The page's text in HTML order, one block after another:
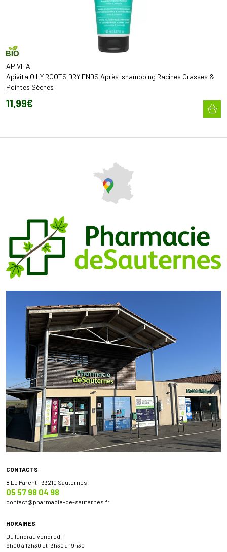
APIVITA
Apivita OILY ROOTS DRY ENDS Après-shampoing Racines Grasses &
Pointes Sèches
11,99€
CONTACTS
8 Le Parent - 33210 Sauternes
05 57 98 04 98
contact@pharmacie-de-sauternes.fr
HORAIRES
Du lundi au vendredi
9h00 à 12h30 et 13h30 à 19h30